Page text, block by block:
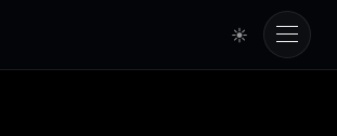
☀